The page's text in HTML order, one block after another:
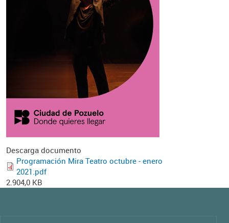
Descarga documento
Programación Mira Teatro octubre - enero
2021.pdf
2.904,0 KB